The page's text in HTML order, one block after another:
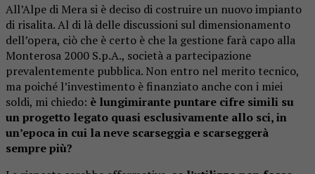
All’Alpe di Mera si è deciso di costruire un nuovo impianto
di risalita. Al di là delle discussioni sul dimensionamento
dell’opera, ciò che è certo è che la gestione farà capo alla
Monterosa 2000 S.p.A., società a partecipazione
prevalentemente pubblica. Non entro nel merito tecnico,
ma poiché l’investimento è finanziato anche con i miei
soldi, mi chiedo: è lungimirante puntare cifre simili su
un progetto legato quasi esclusivamente allo sci, in
un’epoca in cui la neve scarseggia e scarseggerà
sempre più?